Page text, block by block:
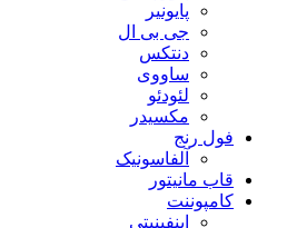
پایونیر
جی بی ال
دنتکس
ساووی
لئودئو
مکسیدر
فول رنج
آلفاسونیک
قاب مانیتور
کامپوننت
اینفینیتی